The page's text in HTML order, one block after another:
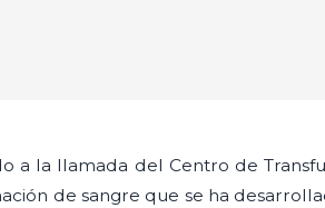
a la llamada del Centro de
de sangre que se ha